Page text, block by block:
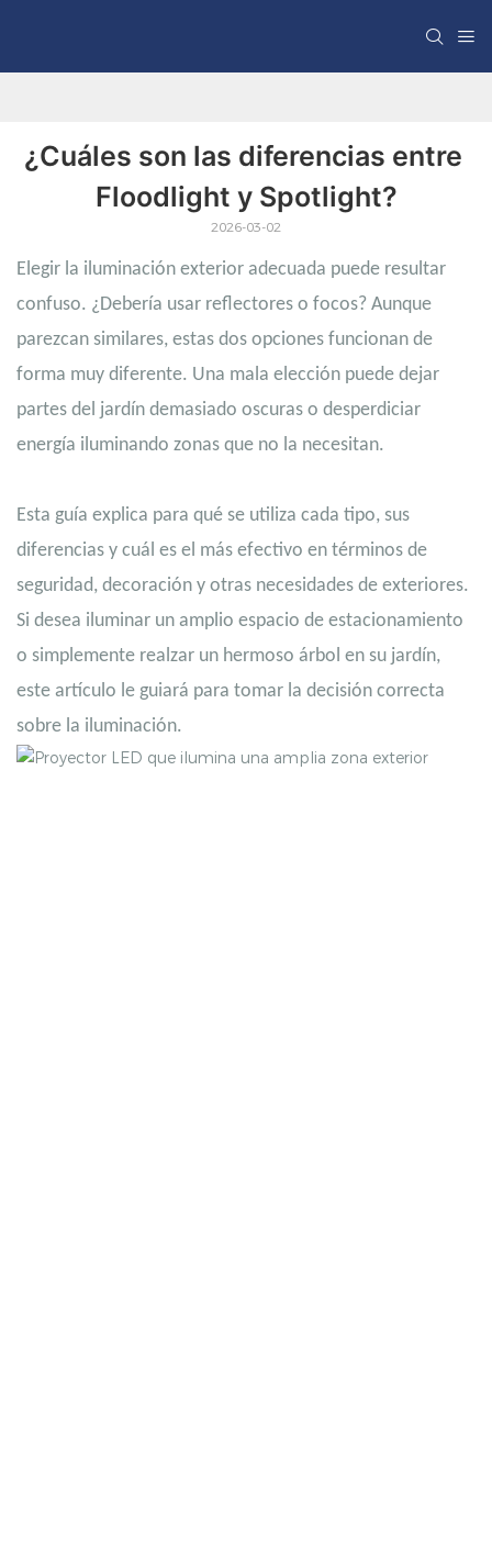
¿Cuáles son las diferencias entre
Floodlight y Spotlight?
2026-03-02
Elegir la iluminación exterior adecuada puede resultar
confuso. ¿Debería usar reflectores o focos? Aunque
parezcan similares, estas dos opciones funcionan de
forma muy diferente. Una mala elección puede dejar
partes del jardín demasiado oscuras o desperdiciar
energía iluminando zonas que no la necesitan.
Esta guía explica para qué se utiliza cada tipo, sus
diferencias y cuál es el más efectivo en términos de
seguridad, decoración y otras necesidades de exteriores.
Si desea iluminar un amplio espacio de estacionamiento
o simplemente realzar un hermoso árbol en su jardín,
este artículo le guiará para tomar la decisión correcta
sobre la iluminación.